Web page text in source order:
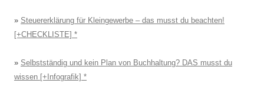
» Steuererklärung für Kleingewerbe – das musst du beachten!
[+CHECKLISTE]
» Selbstständig und kein Plan von Buchhaltung? DAS musst du
wissen [+Infografik]